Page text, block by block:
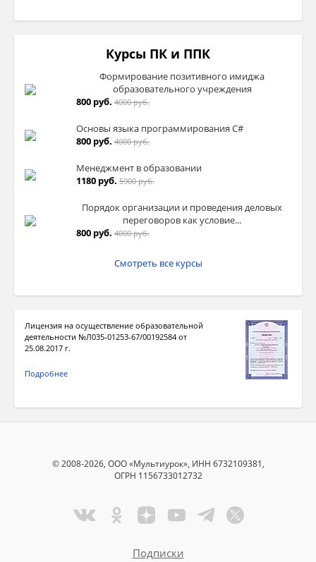
Курсы ПК и ППК
Формирование позитивного имиджа
образовательного учреждения
800 руб. 4000 руб.
Основы языка программирования C#
800 руб. 4000 руб.
Менеджмент в образовании
1180 руб. 5900 руб.
Порядок организации и проведения деловых
переговоров как условие...
800 руб. 4000 руб.
Смотреть все курсы
Лицензия на осуществление образовательной
деятельности №Л035-01253-67/00192584 от
25.08.2017 г.
Подробнее
© 2008-2026, ООО «Мультиурок», ИНН 6732109381,
ОГРН 1156733012732
Подписки